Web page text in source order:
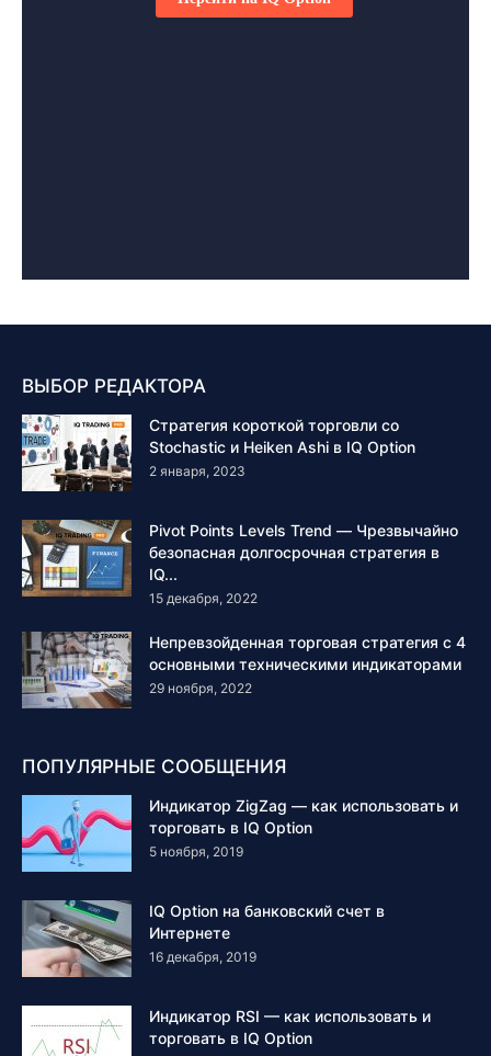
ВЫБОР РЕДАКТОРА
Стратегия короткой торговли со
Stochastic и Heiken Ashi в IQ Option
2 января, 2023
Pivot Points Levels Trend — Чрезвычайно
безопасная долгосрочная стратегия в
IQ...
15 декабря, 2022
Непревзойденная торговая стратегия с 4
основными техническими индикаторами
29 ноября, 2022
ПОПУЛЯРНЫЕ СООБЩЕНИЯ
Индикатор ZigZag — как использовать и
торговать в IQ Option
5 ноября, 2019
IQ Option на банковский счет в
Интернете
16 декабря, 2019
Индикатор RSI — как использовать и
торговать в IQ Option